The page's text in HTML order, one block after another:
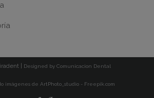
| Designed by Comunicacion Dental
imágenes de ArtPhoto_studio - Freepik.com